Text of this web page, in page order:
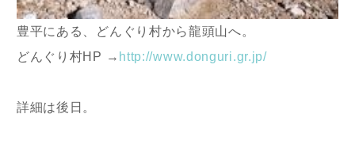
豊平にある、どんぐり村から龍頭山へ。
どんぐり村HP → http://www.donguri.gr.jp/
詳細は後日。